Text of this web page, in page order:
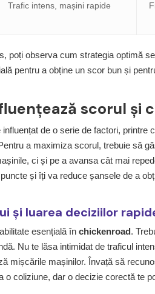
Trafic intens, mașini rapide
poți observa cum strategia optimă
pentru a obține un scor bun și
scorul și
influențat de o serie de factori, printre
a maximiza scorul, trebuie să
ci și pe a avansa cât mai
și îți va reduce șansele de a
și luarea deciziilor
esențială în chickenroad.
Nu te lăsa intimidat de traficul
mișcările mașinilor. Învață să
o coliziune, dar o decizie corectă te